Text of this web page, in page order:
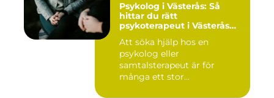
Psykolog i Västerås: Så
hittar du rätt
psykoterapeut i Västerås
Att söka hjälp hos en
psykolog eller
samtalsterapeut är för
många ett stor...